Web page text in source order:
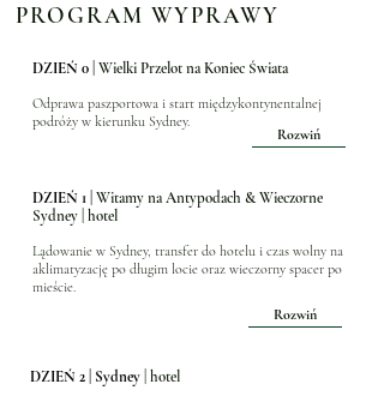
PROGRAM WYPRAWY
DZIEŃ 0 | Wielki Przelot na Koniec Świata
Odprawa paszportowa i start międzykontynentalnej
podróży w kierunku Sydney.
Rozwiń
DZIEŃ 1 | Witamy na Antypodach & Wieczorne
Sydney | hotel
Lądowanie w Sydney, transfer do hotelu i czas wolny na
aklimatyzację po długim locie oraz wieczorny spacer po
mieście.
Rozwiń
DZIEŃ 2 | Sydney | hotel